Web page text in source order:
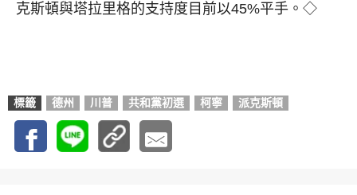
克斯頓與塔拉里格的支持度目前以45%平手。◇
標籤 德州 川普 共和黨初選 柯寧 派克斯頓